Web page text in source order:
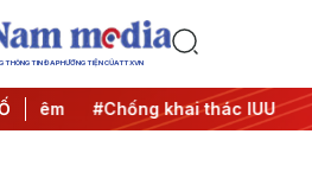
THÔNG TIN ĐA PHƯƠNG TIỆN CỦA TTXVN
#Chống khai thác IUU